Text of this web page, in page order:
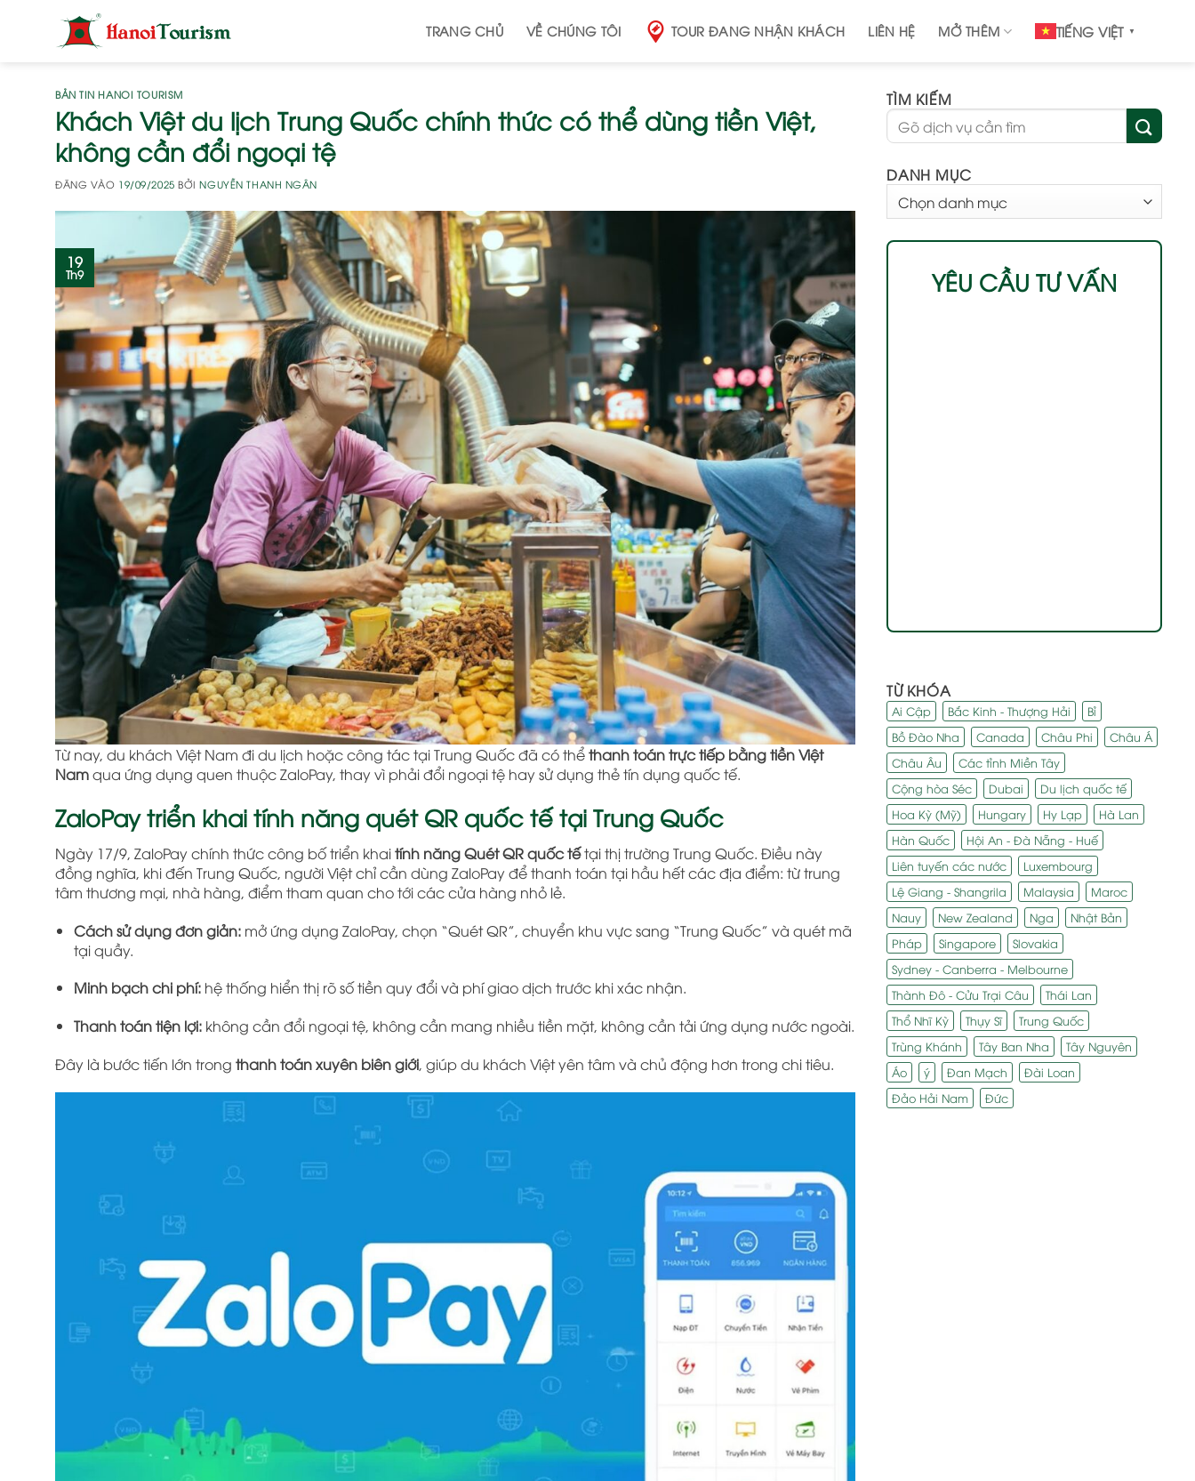
TRANG CHỦ VỀ CHÚNG TÔI TOUR ĐANG NHẬN KHÁCH LIÊN HỆ MỞ THÊM TIẾNG VIỆT ▼
BẢN TIN HANOI TOURISM
Khách Việt du lịch Trung Quốc chính thức có thể dùng tiền Việt,
không cần đổi ngoại tệ
ĐĂNG VÀO 19/09/2025 BỞINGUYỄN THANH NGÂN
19
Th9
Từ nay, du khách Việt Nam đi du lịch hoặc công tác tại Trung Quốc đã có thểthanh toán trực tiếp bằng tiền Việt
Namqua ứng dụng quen thuộc ZaloPay, thay vì phải đổi ngoại tệ hay sử dụng thẻ tín dụng quốc tế.
ZaloPay triển khai tính năng quét QR quốc tế tại Trung Quốc
Ngày 17/9, ZaloPay chính thức công bố triển khaitính năng Quét QR quốc tếtại thị trường Trung Quốc. Điều này
đồng nghĩa, khi đến Trung Quốc, người Việt chỉ cần dùng ZaloPay để thanh toán tại hầu hết các địa điểm: từ trung
tâm thương mại, nhà hàng, điểm tham quan cho tới các cửa hàng nhỏ lẻ.
Cách sử dụng đơn giản:mở ứng dụng ZaloPay, chọn “Quét QR”, chuyển khu vực sang “Trung Quốc” và quét mã
tại quầy.
Minh bạch chi phí:hệ thống hiển thị rõ số tiền quy đổi và phí giao dịch trước khi xác nhận.
Thanh toán tiện lợi:không cần đổi ngoại tệ, không cần mang nhiều tiền mặt, không cần tải ứng dụng nước ngoài.
Đây là bước tiến lớn trong thanh toán xuyên biên giới, giúp du khách Việt yên tâm và chủ động hơn trong chi tiêu.
TÌM KIẾM
DANH MỤC
MỤC
YÊU CẦU TƯ VẤN
TỪ KHÓA
Ai Cập Bắc Kinh - Thượng Hải
Bỉ
Bồ Đào Nha
Canada Châu Phi
Châu Á
Châu Âu
Các tỉnh Miền Tây
Cộng hòa Séc
Dubai
Du lịch quốc tế
Hoa Kỳ (Mỹ)
Hungary Hy Lạp
Hà Lan
Hàn Quốc
Hội An - Đà Nẵng - Huế
Liên tuyến các nước
Luxembourg
Lệ Giang - Shangrila
Malaysia
Maroc
Nauy
New Zealand Nga
Nhật Bản
Pháp
Singapore
Slovakia
Sydney - Canberra - Melbourne
Thành Đô - Cửu Trại Câu
Thái Lan
Thổ Nhĩ Kỳ
Thụy Sĩ
Trung Quốc
Trùng Khánh
Tây Ban Nha
Tây Nguyên
Áo
ý Đan Mạch
Đài Loan
Đảo Hải Nam
Đức